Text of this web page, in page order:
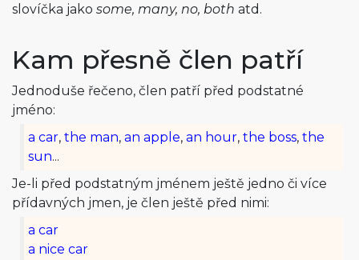
slovíčka jako some, many, no, both atd.
Kam přesně člen patří
Jednoduše řečeno, člen patří před podstatné
jméno:
a car, the man, an apple, an hour, the boss, the
sun...
Je-li před podstatným jménem ještě jedno či více
přídavných jmen, je člen ještě před nimi:
a car
a nice car